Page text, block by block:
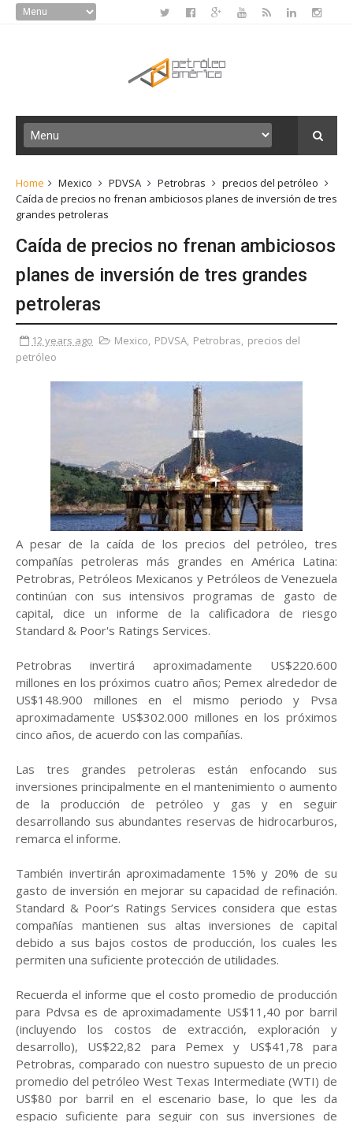
Home Mexico PDVSA Petrobras
precios del petróleo
Caída de precios no frenan ambiciosos planes de inversión de tres
grandes petroleras
Caída de precios no frenan ambiciosos
planes de inversión de tres grandes
petroleras
12 years ago Mexico, PDVSA, Petrobras, precios del
petróleo
A pesar de la caída de los precios del petróleo, tres
compañías petroleras más grandes en América Latina:
Petrobras, Petróleos Mexicanos y Petróleos de Venezuela
continúan con sus intensivos programas de gasto de
capital, dice un informe de la calificadora de riesgo
Standard & Poor's Ratings Services.
Petrobras invertirá aproximadamente US$220.600
millones en los próximos cuatro años; Pemex alrededor de
US$148.900 millones en el mismo periodo y Pvsa
aproximadamente US$302.000 millones en los próximos
cinco años, de acuerdo con las compañías.
Las tres grandes petroleras están enfocando sus
inversiones principalmente en el mantenimiento o aumento
de la producción de petróleo y gas y en seguir
desarrollando sus abundantes reservas de hidrocarburos,
remarca el informe.
También invertirán aproximadamente 15% y 20% de su
gasto de inversión en mejorar su capacidad de refinación.
Standard & Poor’s Ratings Services considera que estas
compañías mantienen sus altas inversiones de capital
debido a sus bajos costos de producción, los cuales les
permiten una suficiente protección de utilidades.
Recuerda el informe que el costo promedio de producción
para Pdvsa es de aproximadamente US$11,40 por barril
(incluyendo los costos de extracción, exploración y
desarrollo), US$22,82 para Pemex y US$41,78 para
Petrobras, comparado con nuestro supuesto de un precio
promedio del petróleo West Texas Intermediate (WTI) de
US$80 por barril en el escenario base, lo que les da
espacio suficiente para seguir con sus inversiones de